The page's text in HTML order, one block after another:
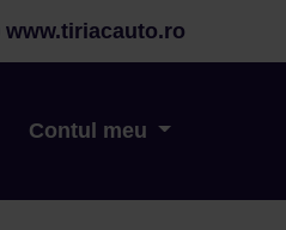
www.tiriacauto.ro
Contul meu